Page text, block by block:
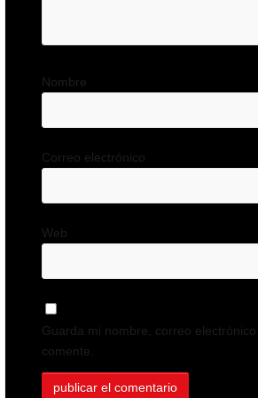
Nombre
Correo electrónico
Web
Guarda mi nombre, correo
comente.